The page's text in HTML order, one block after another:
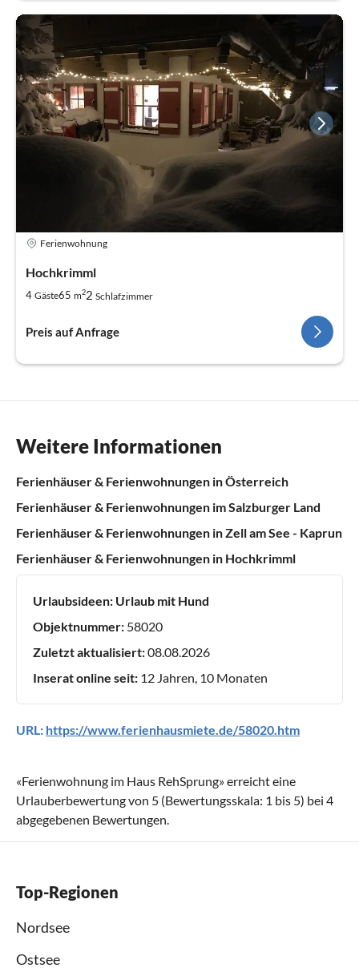
Ferienwohnung
Hochkrimml
4 Gäste65 m22 Schlafzimmer
Preis auf Anfrage
Weitere Informationen
Ferienhäuser & Ferienwohnungen in Österreich
Ferienhäuser & Ferienwohnungen im Salzburger Land
Ferienhäuser & Ferienwohnungen in Zell am See - Kaprun
Ferienhäuser & Ferienwohnungen in Hochkrimml
Urlaubsideen: Urlaub mit Hund
Objektnummer: 58020
Zuletzt aktualisiert:08.08.2026
Inserat online seit: 12 Jahren, 10 Monaten
URL: https://www.ferienhausmiete.de/58020.htm
«Ferienwohnung im Haus RehSprung» erreicht eine
Urlauberbewertung von 5 (Bewertungsskala: 1 bis 5) bei 4
abgegebenen Bewertungen.
Top-Regionen
Nordsee
Ostsee